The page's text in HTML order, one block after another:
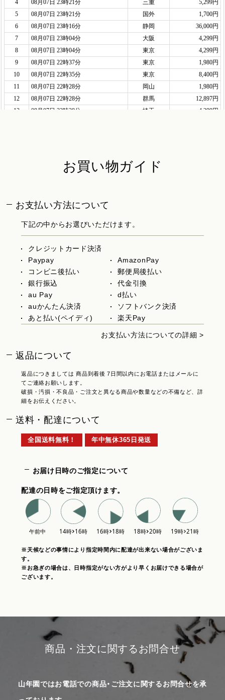
お買い物ガイド
お支払い方法について
下記の中からお選びいただけます。
クレジットカード決済
Paypay
AmazonPay
コンビニ後払い
郵便局後払い
銀行振込
代金引換
au Pay
d払い
auかんたん決済
ソフトバンク決済
あと払い(ペイディ)
楽天Pay
お支払い方法についての詳細 >
返品について
返品につきましては 商品到着後 7日間以内にお電話またはメールに
てご連絡お願いします。
破損・汚損・不良品・ご注文と異なる商品や数量などの不備など、詳
細をお伝えください。
送料・配達について
全国送料無料！ 年中無休365日発送
お届け日時のご指定について
配達の日時をご指定頂けます。
※天候などの事情により指定時間内に配達が出来ない場合がございま
す。
※お急ぎの場合は、日時指定がない方がより早くお届けできる場合が
ございます。
商品・注文に関するお問合せ
山年園ではお電話での商品・ご注文に関するお問合せを承